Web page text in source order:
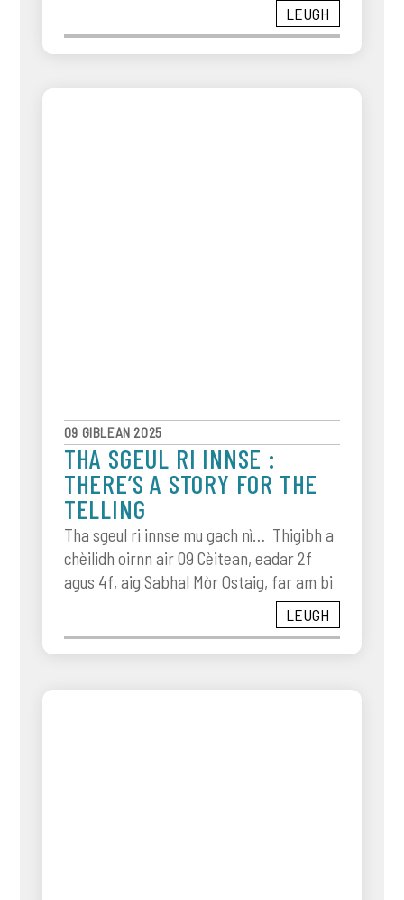
LEUGH
09 GIBLEAN 2025
THA SGEUL RI INNSE :
THERE’S A STORY FOR THE
TELLING
Tha sgeul ri innse mu gach nì… Thigibh a
chèilidh oirnn air 09 Cèitean, eadar 2f
agus 4f, aig Sabhal Mòr Ostaig, far am bi
LEUGH